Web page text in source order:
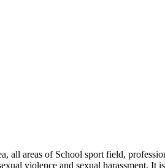
all areas of School sport field,
violence and sexual harassment.